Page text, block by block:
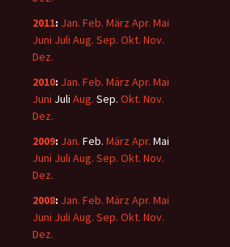
2011: Jan. Feb. März Apr. Mai
Juni Juli Aug. Sep. Okt. Nov.
Dez.
2010: Jan. Feb. März Apr. Mai
Juni Juli Aug. Sep. Okt. Nov.
Dez.
2009: Jan. Feb. März Apr. Mai
Juni Juli Aug. Sep. Okt. Nov.
Dez.
2008: Jan. Feb. März Apr. Mai
Juni Juli Aug. Sep. Okt. Nov.
Dez.